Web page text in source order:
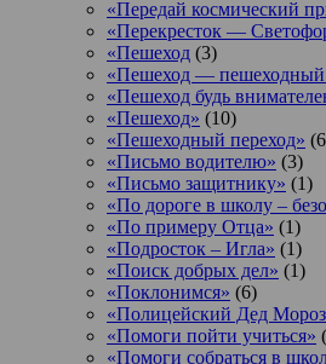
«Передай космический
«Перекресток —
«Пешеход (3)
«Пешеход — пешеходный
«Пешеход будь
«Пешеход» (10)
«Пешеходный переход»
«Письмо водителю» (3)
«Письмо защитнику» (1)
«По дороге в школу –
«По примеру Отца» (1)
«Подросток ‒ Игла» (1)
«Поиск добрых дел» (1)
«Поклонимся» (6)
«Полицейский Дед
«Помоги пойти учиться»
«Помоги собраться в